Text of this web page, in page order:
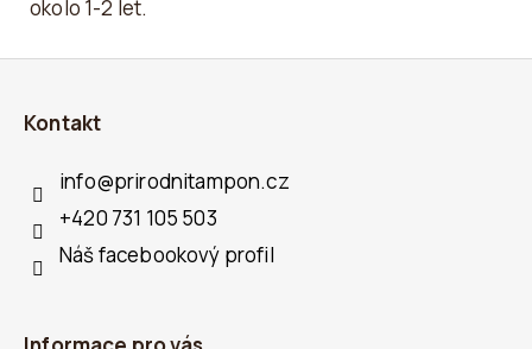
okolo 1-2 let.
Kontakt
info@prirodnitampon.cz
+420 731 105 503
Náš facebookový profil